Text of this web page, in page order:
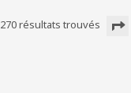
270 résultats trouvés